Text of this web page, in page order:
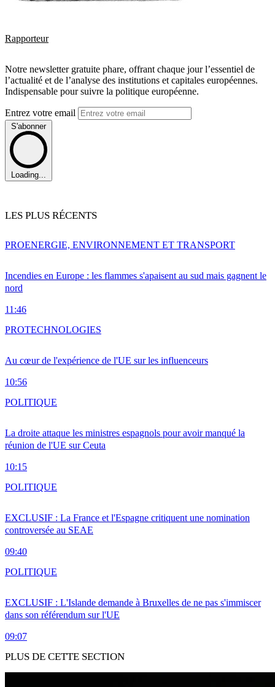
Rapporteur
Notre newsletter gratuite phare, offrant chaque jour l’essentiel de
l’actualité et de l’analyse des institutions et capitales européennes.
Indispensable pour suivre la politique européenne.
Entrez votre email
S'abonner
Loading...
LES PLUS RÉCENTS
Incendies en Europe : les flammes s'apaisent au sud mais gagnent le
nord
11:46
PROENERGIE, ENVIRONNEMENT ET TRANSPORT
Au cœur de l'expérience de l'UE sur les influenceurs
10:56
PROTECHNOLOGIES
La droite attaque les ministres espagnols pour avoir manqué la
réunion de l'UE sur Ceuta
10:15
POLITIQUE
EXCLUSIF : La France et l'Espagne critiquent une nomination
controversée au SEAE
09:40
POLITIQUE
EXCLUSIF : L'Islande demande à Bruxelles de ne pas s'immiscer
dans son référendum sur l'UE
09:07
POLITIQUE
PLUS DE CETTE SECTION